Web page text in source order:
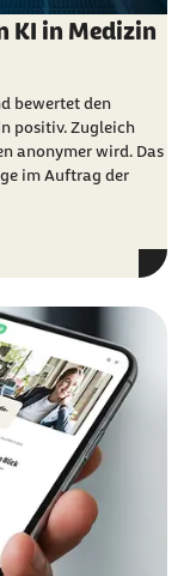
KI in Medizin
bewertet den
positiv. Zugleich
anonymer wird. Das
im Auftrag der